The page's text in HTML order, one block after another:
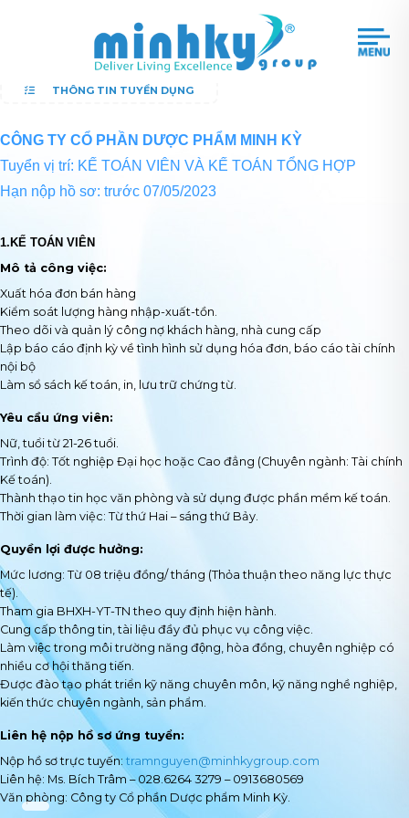
THÔNG TIN TUYỂN DỤNG
CÔNG TY CỔ PHẦN DƯỢC PHẨM MINH KỲ
Tuyển vị trí: KẾ TOÁN VIÊN VÀ KẾ TOÁN TỔNG HỢP
Hạn nộp hồ sơ: trước 07/05/2023
1.KẾ TOÁN VIÊN
Mô tả công việc:
Xuất hóa đơn bán hàng
Kiểm soát lượng hàng nhập-xuất-tồn.
Theo dõi và quản lý công nợ khách hàng, nhà cung cấp
Lập báo cáo định kỳ về tình hình sử dụng hóa đơn, báo cáo tài chính
nội bộ
Làm sổ sách kế toán, in, lưu trữ chứng từ.
Yêu cầu ứng viên:
Nữ, tuổi từ 21-26 tuổi.
Trình độ: Tốt nghiệp Đại học hoặc Cao đẳng (Chuyên ngành: Tài chính
Kế toán).
Thành thạo tin học văn phòng và sử dụng được phần mềm kế toán.
Thời gian làm việc: Từ thứ Hai – sáng thứ Bảy.
Quyền lợi được hưởng:
Mức lương: Từ 08 triệu đồng/ tháng (Thỏa thuận theo năng lực thực
tế).
Tham gia BHXH-YT-TN theo quy định hiện hành.
Cung cấp thông tin, tài liệu đầy đủ phục vụ công việc.
Làm việc trong môi trường năng động, hòa đồng, chuyên nghiệp có
nhiều cơ hội thăng tiến.
Được đào tạo phát triển kỹ năng chuyên môn, kỹ năng nghề nghiệp,
kiến thức chuyên ngành, sản phẩm.
Liên hệ nộp hồ sơ ứng tuyển:
Nộp hồ sơ trực tuyến: tramnguyen@minhkygroup.com
Liên hệ: Ms. Bích Trâm – 028.6264 3279 – 0913680569
Văn phòng: Công ty Cổ phần Dược phẩm Minh Kỳ.